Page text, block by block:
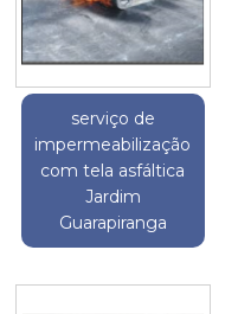
serviço de
impermeabilização
com tela asfáltica
Jardim
Guarapiranga